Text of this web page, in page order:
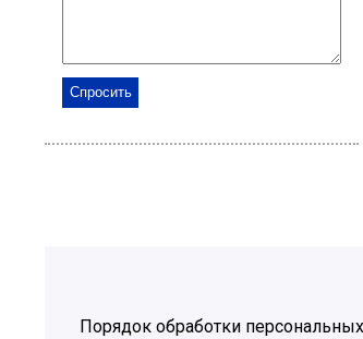
Порядок обработки